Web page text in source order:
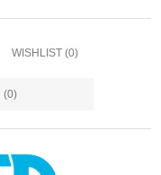
WISHLIST (0)
(0)